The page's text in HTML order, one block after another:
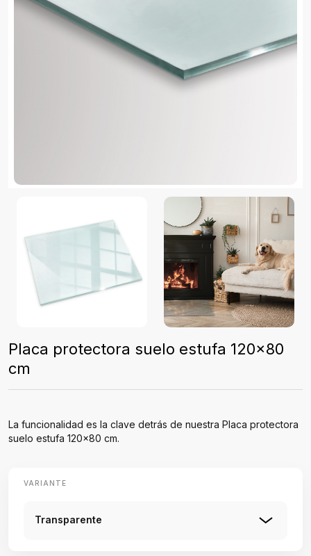
Placa protectora suelo estufa 120x80
cm
La funcionalidad es la clave detrás de nuestra Placa protectora
suelo estufa 120x80 cm.
VARIANTE
Transparente